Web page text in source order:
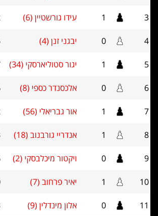
3
1 עידו גורשטיין (6)
4
0 יבגני זנן (4)
5
1 יגור סטוליארסקי (34)
6
0 אלכסנדר כספי (8)
7
1 אור גבריאלי (56)
8
1 אנדריי גורבנוב (18)
9
0 ויקטור מיכלבסקי (2)
10
1 יאיר פרחוב (7)
11
0 אלון מינדלין (9)